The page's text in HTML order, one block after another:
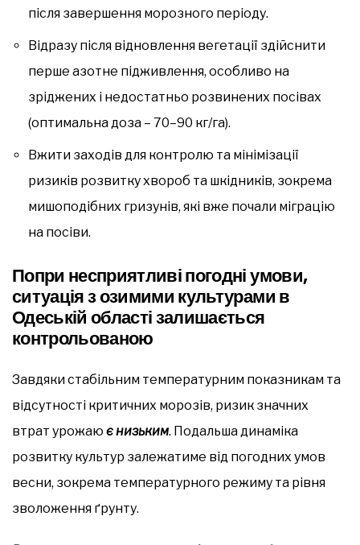
після завершення морозного періоду.
Відразу після відновлення вегетації здійснити
перше азотне підживлення, особливо на
зріджених і недостатньо розвинених посівах
(оптимальна доза – 70–90 кг/га).
Вжити заходів для контролю та мінімізації
ризиків розвитку хвороб та шкідників, зокрема
мишоподібних гризунів, які вже почали міграцію
на посіви.
Попри несприятливі погодні умови,
ситуація з озимими культурами в
Одеській області залишається
контрольованою
Завдяки стабільним температурним показникам та
відсутності критичних морозів, ризик значних
втрат урожаю є низьким. Подальша динаміка
розвитку культур залежатиме від погодних умов
весни, зокрема температурного режиму та рівня
зволоження ґрунту.